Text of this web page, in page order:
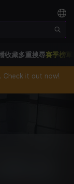
收藏多重搜尋賽季榜單
Check it out now!